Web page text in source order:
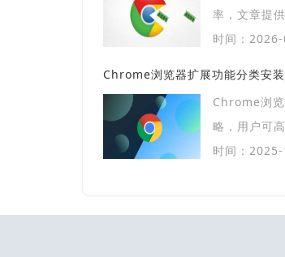
率，文章提
管理技巧，
时间：
Chrome浏览器扩展功能分类安
Chrome浏
略，用户可
作优化，提
时间：